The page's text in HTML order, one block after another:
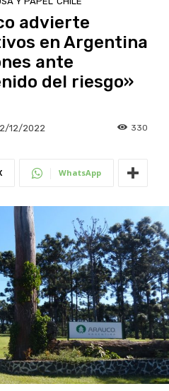
advierte
en Argentina
ante
del riesgo»
12/2022 330
WhatsApp